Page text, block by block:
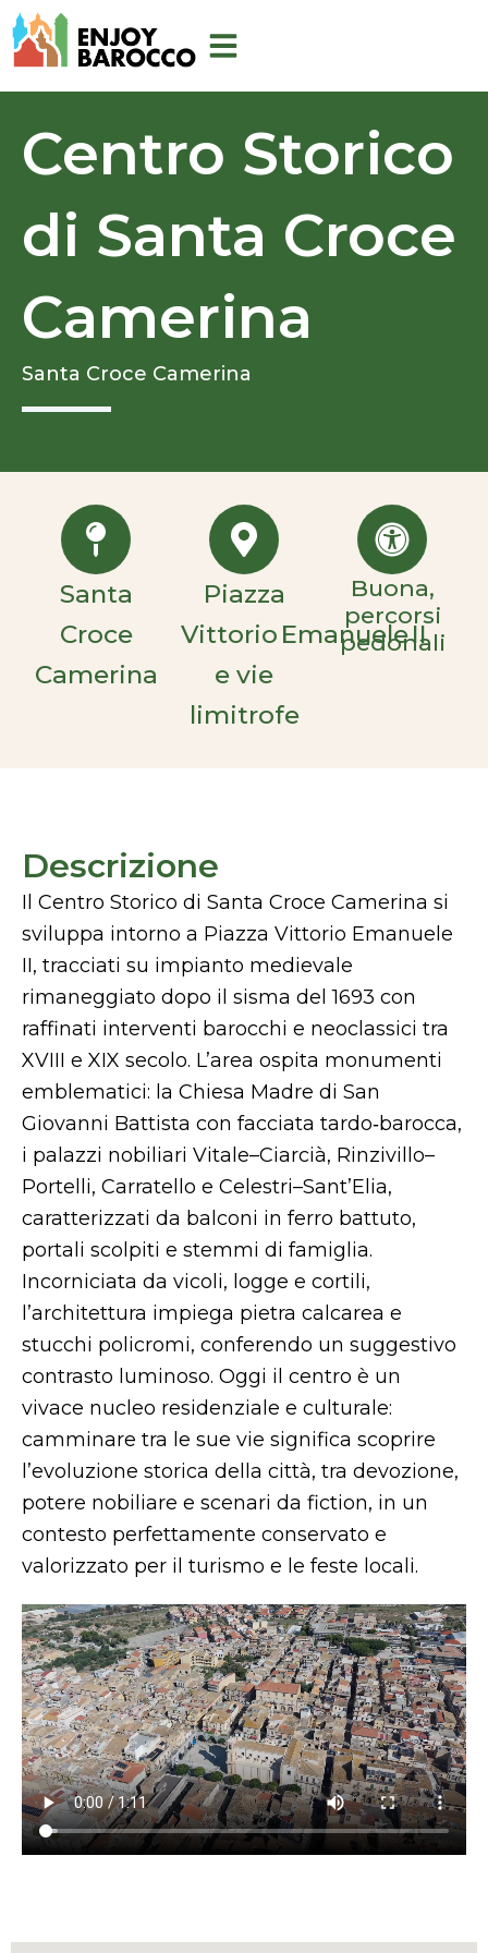
Vai
al
Centro Storico
di Santa Croce
Camerina
Santa Croce Camerina
Santa
Croce
Camerina
Piazza
Vittorio Emanuele II
e vie
limitrofe
Buona,
percorsi
pedonali
Descrizione
Il Centro Storico di Santa Croce Camerina si
sviluppa intorno a Piazza Vittorio Emanuele
II, tracciati su impianto medievale
rimaneggiato dopo il sisma del 1693 con
raffinati interventi barocchi e neoclassici tra
XVIII e XIX secolo. L’area ospita monumenti
emblematici: la Chiesa Madre di San
Giovanni Battista con facciata tardo‑barocca,
i palazzi nobiliari Vitale–Ciarcià, Rinzivillo–
Portelli, Carratello e Celestri–Sant’Elia,
caratterizzati da balconi in ferro battuto,
portali scolpiti e stemmi di famiglia.
Incorniciata da vicoli, logge e cortili,
l’architettura impiega pietra calcarea e
stucchi policromi, conferendo un suggestivo
contrasto luminoso. Oggi il centro è un
vivace nucleo residenziale e culturale:
camminare tra le sue vie significa scoprire
l’evoluzione storica della città, tra devozione,
potere nobiliare e scenari da fiction, in un
contesto perfettamente conservato e
valorizzato per il turismo e le feste locali.